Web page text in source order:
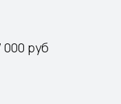
000 руб